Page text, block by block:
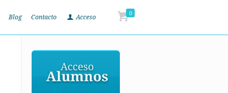
Blog Contacto Acceso 0